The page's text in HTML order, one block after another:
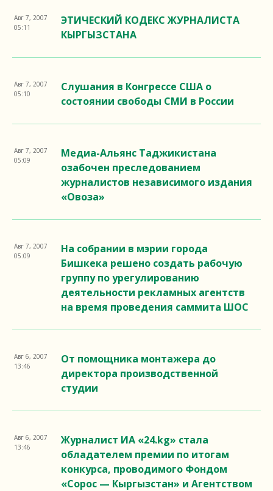
ЭТИЧЕСКИЙ КОДЕКС ЖУРНАЛИСТА
КЫРГЫЗСТАНА
Авг 7, 2007
05:11
Слушания в Конгрессе США о
состоянии свободы СМИ в России
Авг 7, 2007
05:10
Медиа-Альянс Таджикистана
озабочен преследованием
журналистов независимого издания
«Овоза»
Авг 7, 2007
05:09
На собрании в мэрии города
Бишкека решено создать рабочую
группу по урегулированию
деятельности рекламных агентств
на время проведения саммита ШОС
Авг 7, 2007
05:09
От помощника монтажера до
директора производственной
студии
Авг 6, 2007
13:46
Журналист ИА «24.kg» стала
обладателем премии по итогам
конкурса, проводимого Фондом
«Сорос — Кыргызстан» и Агентством
Авг 6, 2007
13:46